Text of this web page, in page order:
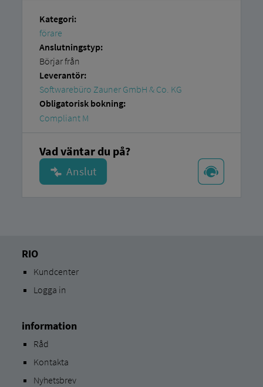
Kategori:
förare
Anslutningstyp:
Börjar från
Leverantör:
Softwarebüro Zauner GmbH & Co. KG
Obligatorisk bokning:
Compliant M
Vad väntar du på?
RIO
Kundcenter
Logga in
information
Råd
Kontakta
Nyhetsbrev